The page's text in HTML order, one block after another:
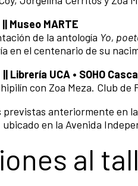
Museo MARTE
de la antología Yo,
en el centenario de su
Librería UCA • SOHO
con Zoa Meza. Club de
anteriormente en
en la Avenida
al